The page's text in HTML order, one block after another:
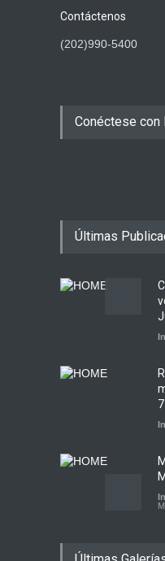
Contáctenos
(202)990-5400
Conéctese con
Últimas